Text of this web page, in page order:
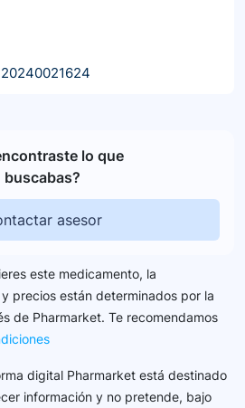
lo que
buscabas?
asesor
este medicamento, la
precios están determinados por la
de Pharmarket. Te recomendamos
digital Pharmarket está destinado
información y no pretende, bajo